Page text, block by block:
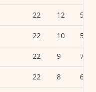
22 12 5
22 10 5
22 9 7
22 8 6